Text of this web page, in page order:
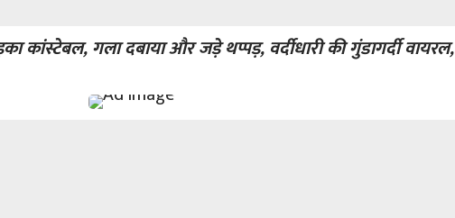
कांस्टेबल, गला दबाया और जड़े थप्पड़, वर्दीधारी की गुंडागर्दी वायरल,